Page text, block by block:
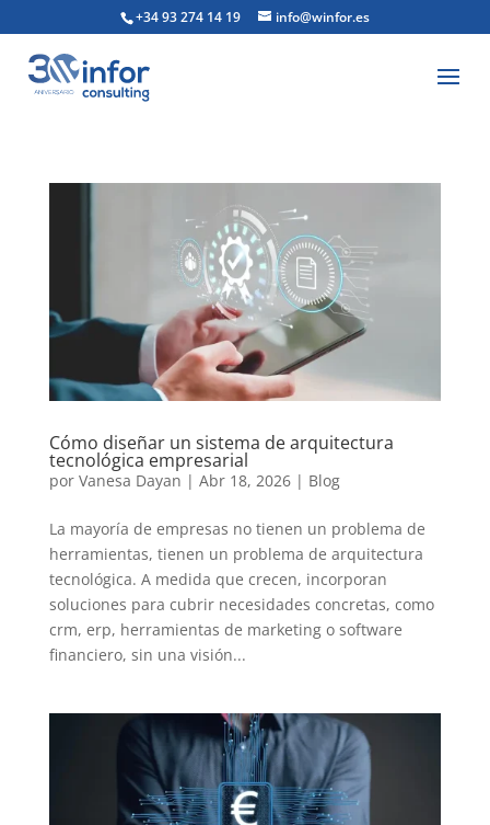
+34 93 274 14 19 info@winfor.es
Cómo diseñar un sistema de arquitectura
tecnológica empresarial
por Vanesa Dayan | Abr 18, 2026| Blog
La mayoría de empresas no tienen un problema de
herramientas, tienen un problema de arquitectura
tecnológica. A medida que crecen, incorporan
soluciones para cubrir necesidades concretas, como
crm, erp, herramientas de marketing o software
financiero, sin una visión...